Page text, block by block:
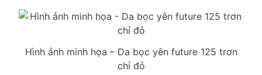
Hình ảnh minh họa – Da bọc yên future 125 trơn
chỉ đỏ